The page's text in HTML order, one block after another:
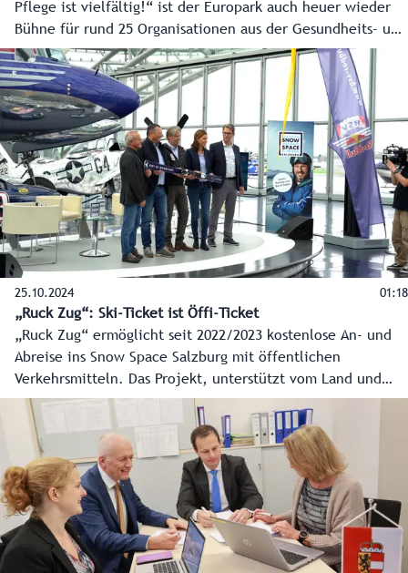
Pflege ist vielfältig!“ ist der Europark auch heuer wieder
Bühne für rund 25 Organisationen aus der Gesundheits- und
Krankenpflege. Sie zeigen nicht nur, was ihre
Mitarbeiterinnen und Mitarbeiter tagtäglich für uns alle
leisten, sondern auch, wie man selber seine Karriere in
dieser spannenden und wichtigen Berufswelt startet.
25.10.2024 01:18
„Ruck Zug“: Ski-Ticket ist Öffi-Ticket
„Ruck Zug“ ermöglicht seit 2022/2023 kostenlose An- und
Abreise ins Snow Space Salzburg mit öffentlichen
Verkehrsmitteln. Das Projekt, unterstützt vom Land und
Verkehrsverbund Salzburg, hilft Staus zu vermeiden und
bietet eine entspannte Anreise. In der vergangenen Saison
wurden so 50 Tonnen CO2 eingespart. Auch in anderen
Bereichen wird in den Skigebieten auf Ökologie und
Ressourcenschonung geachtet - Künstliche Intelligenz hilft
dabei.